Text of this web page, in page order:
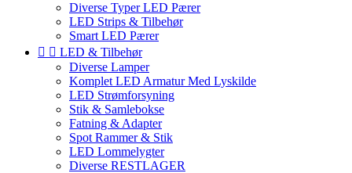
Diverse Typer LED Pærer
LED Strips & Tilbehør
Smart LED Pærer
  LED & Tilbehør
Diverse Lamper
Komplet LED Armatur Med Lyskilde
LED Strømforsyning
Stik & Samlebokse
Fatning & Adapter
Spot Rammer & Stik
LED Lommelygter
Diverse RESTLAGER